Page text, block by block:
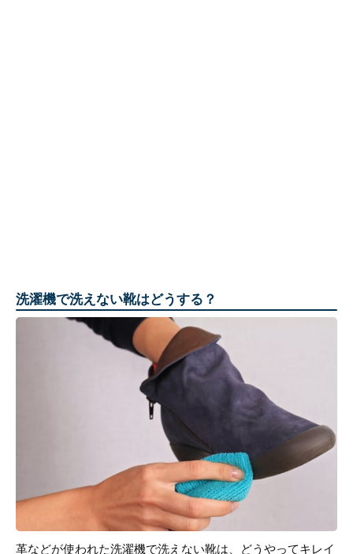
洗濯機で洗えない靴はどうする？
革などが使われた洗濯機で洗えない靴は、どうやってキレイ